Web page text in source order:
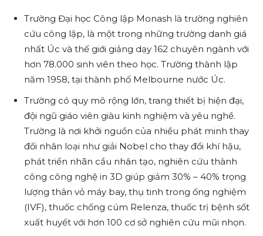
Trường Đại học Công lập Monash là trường nghiên
cứu công lập, là một trong những trường danh giá
nhất Úc và thế giới giảng dạy 162 chuyên ngành với
hơn 78.000 sinh viên theo học. Trường thành lập
năm 1958, tại thành phố Melbourne nước Úc.
Trường có quy mô rộng lớn, trang thiết bị hiện đại,
đội ngũ giáo viên giàu kinh nghiệm và yêu nghề.
Trường là nơi khởi nguồn của nhiều phát minh thay
đổi nhân loại như giải Nobel cho thay đổi khí hậu,
phát triển nhãn cầu nhân tạo, nghiên cứu thành
công công nghệ in 3D giúp giảm 30% – 40% trọng
lượng thân vỏ máy bay, thụ tinh trong ống nghiệm
(IVF), thuốc chống cúm Relenza, thuốc trị bệnh sốt
xuất huyết với hơn 100 cơ sở nghiên cứu mũi nhọn.